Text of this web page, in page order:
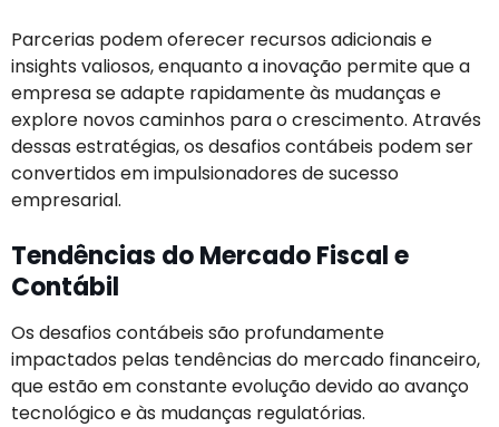
Parcerias podem oferecer recursos adicionais e
insights valiosos, enquanto a inovação permite que a
empresa se adapte rapidamente às mudanças e
explore novos caminhos para o crescimento. Através
dessas estratégias, os desafios contábeis podem ser
convertidos em impulsionadores de sucesso
empresarial.
Tendências do Mercado Fiscal e
Contábil
Os desafios contábeis são profundamente
impactados pelas tendências do mercado financeiro,
que estão em constante evolução devido ao avanço
tecnológico e às mudanças regulatórias.